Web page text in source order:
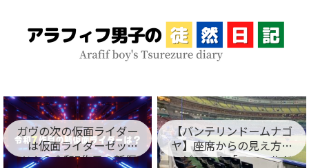
ガヴの次の仮面ライダー
は仮面ライダーゼッ
ツ！？令和7作目の新仮
【バンテリンドームナゴ
ヤ】座席からの見え方を
レビュー！「フィールド